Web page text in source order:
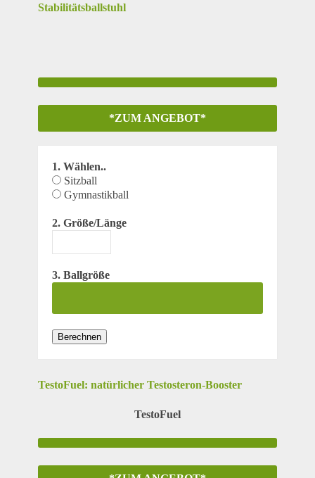
Stabilitätsballstuhl
*ZUM ANGEBOT*
1. Wählen..
Sitzball
Gymnastikball
2. Größe/Länge
3. Ballgröße
Berechnen
TestoFuel: natürlicher Testosteron-Booster
TestoFuel